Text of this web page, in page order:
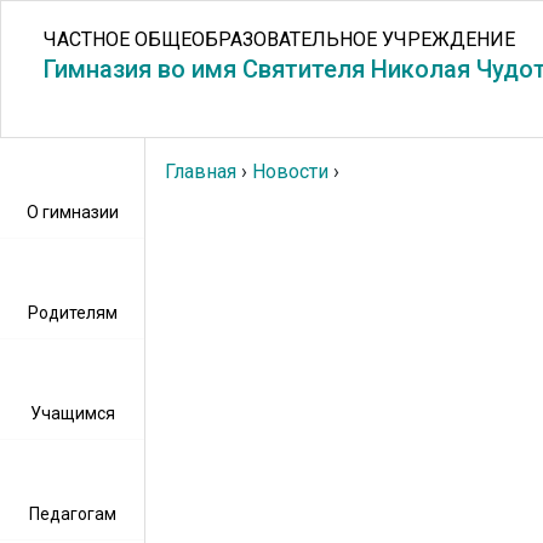
ЧАСТНОЕ ОБЩЕОБРАЗОВАТЕЛЬНОЕ УЧРЕЖДЕНИЕ
Гимназия во имя Святителя Николая
О гимназии
Родителям
Учащимся
Педагогам
Главная › Новости ›